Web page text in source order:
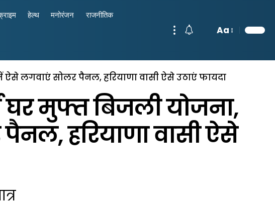
हेल्थ मनोरंजन राजनीतिक
Aa
ऐसे लगवाएं सोलर पैनल, हरियाणा वासी ऐसे उठाएं फायदा
घर मुफ्त बिजली योजना,
हरियाणा वासी ऐसे